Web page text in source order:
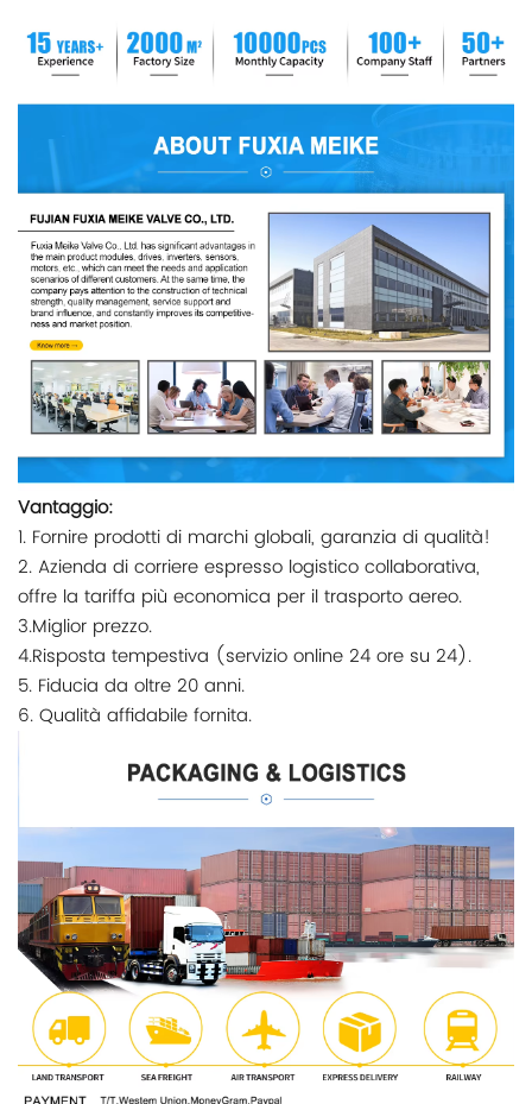
Vantaggio:
1. Fornire prodotti di marchi globali, garanzia di qualità!
2. Azienda di corriere espresso logistico collaborativa,
offre la tariffa più economica per il trasporto aereo.
3.Miglior prezzo.
4.Risposta tempestiva (servizio online 24 ore su 24).
5. Fiducia da oltre 20 anni.
6. Qualità affidabile fornita.